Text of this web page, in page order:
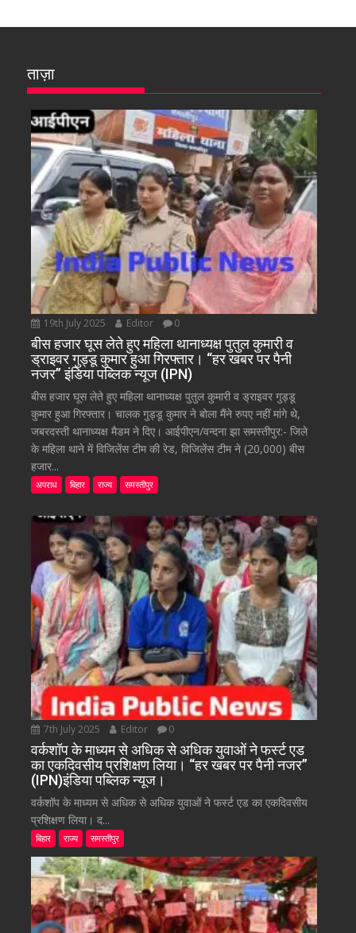
ताज़ा
19th July 2025 Editor 0
बीस हजार घूस लेते हुए महिला थानाध्यक्ष पुतुल कुमारी व
ड्राइवर गुड्डू कुमार हुआ गिरफ्तार। “हर खबर पर पैनी
नजर” इंडिया पब्लिक न्यूज (IPN)
बीस हजार घूस लेते हुए महिला थानाध्यक्ष पुतुल कुमारी व ड्राइवर गुड्डू
कुमार हुआ गिरफ्तार। चालक गुड्डू कुमार ने बोला मैंने रुपए नहीं मांगे थे,
जबरदस्ती थानाध्यक्ष मैडम ने दिए। आईपीएन/वन्दना झा समस्तीपुर:- जिले
के महिला थाने में विजिलेंस टीम की रेड, विजिलेंस टीम ने (20,000) बीस
हजार...
अपराध बिहार राज्य समस्तीपुर
7th July 2025 Editor 0
वर्कशॉप के माध्यम से अधिक से अधिक युवाओं ने फर्स्ट एड
का एकदिवसीय प्रशिक्षण लिया। “हर खबर पर पैनी नजर”
(IPN)इंडिया पब्लिक न्यूज।
वर्कशॉप के माध्यम से अधिक से अधिक युवाओं ने फर्स्ट एड का एकदिवसीय
प्रशिक्षण लिया। द...
बिहार राज्य समस्तीपुर